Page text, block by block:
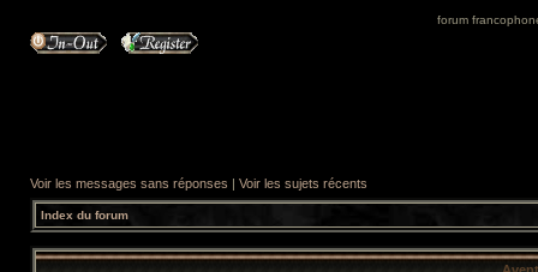
forum
Voir les messages sans réponses | Voir les sujets récents
Index du forum